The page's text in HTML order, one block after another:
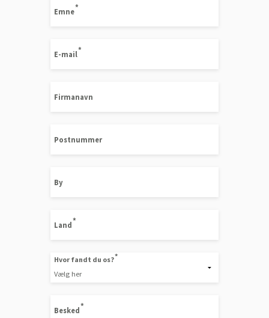
Emne
E-mail
Firmanavn
Postnummer
By
Land
Hvor fandt du os?
Besked